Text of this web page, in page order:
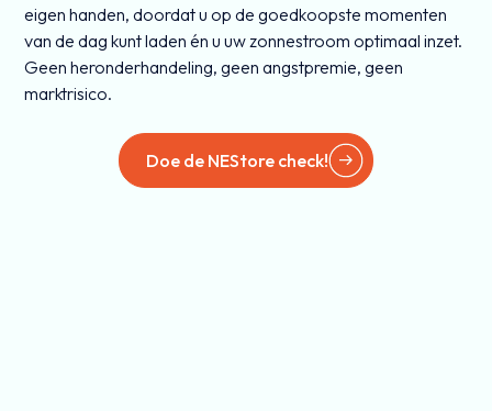
eigen handen, doordat u op de goedkoopste momenten
van de dag kunt laden én u uw zonnestroom optimaal inzet.
Geen heronderhandeling, geen angstpremie, geen
marktrisico.
Doe de NEStore check!